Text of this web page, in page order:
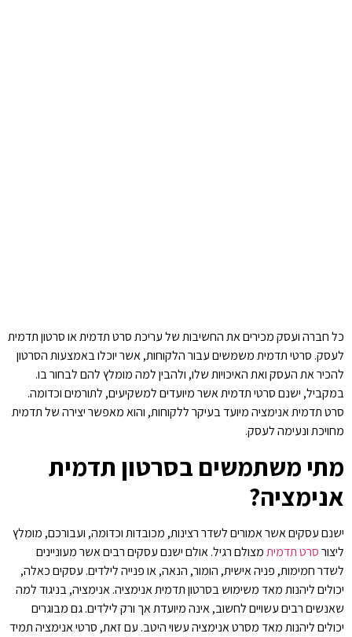
כל חברה ועסק מכירים את החשיבות של עריכת סרט תדמית או סרטון תדמית
לעסק. סרטי תדמית משמשים עבור הלקוחות, אשר יוכלו באמצעות הסרטון
להכיר את העסק ואת האיכויות שלו, ולהבין למה מומלץ להם לבחור בו.
במקביל, ישנם סרטי תדמית אשר מיועדים למשקיעים, לתורמים וכדומה.
סרט תדמית אנימציה מיועד בעיקר ללקוחות, והוא מאפשר יצירה של תדמית
מחויכת ונעימה לעסק.
מתי משתמשים בסרטון תדמית
אנימציה?
ישנם עסקים אשר אמורים לשדר רצינות, מכובדות וכדומה, ועבורכם, מומלץ
ליצורסרט תדמיתמצולם רגיל. אולם ישנם עסקים רבים אשר מעוניינים
לשדר חמימות, פניה אישית, הומור, הנאה, או פנייה לילדים. עסקים כאלה,
יכולים ליהנות מאד משימוש בסרטון תדמית אנימציה. אנימציה, בניגוד למה
שאנשים רבים עשויים לחשוב, אינה מיועדת אך ורק לילדים. גם מבוגרים
יכולים ליהנות מאד מסרט אנימציה עשוי היטב. עם זאת, סרטי אנימציה תמיד